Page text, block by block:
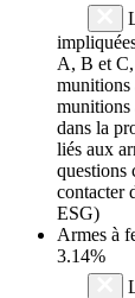
A, B et C,
munitions
munitions
dans la
liés aux
questions
contacter
ESG)
Armes à
3.14%